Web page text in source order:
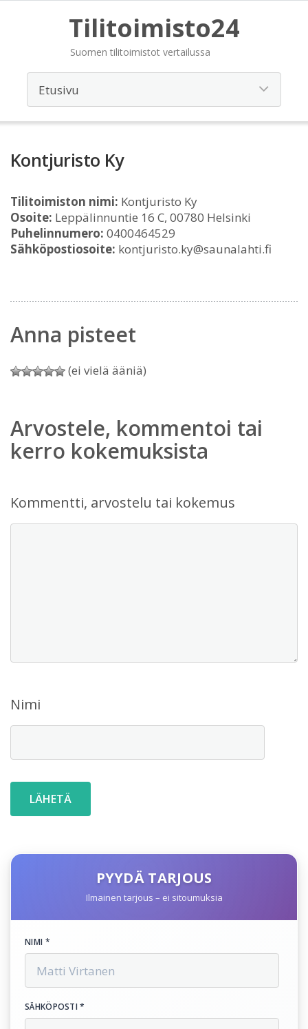
Tilitoimisto24
Suomen tilitoimistot vertailussa
Kontjuristo Ky
Tilitoimiston nimi: Kontjuristo Ky
Osoite: Leppälinnuntie 16 C, 00780 Helsinki
Puhelinnumero: 0400464529
Sähköpostiosoite: kontjuristo.ky@saunalahti.fi
Anna pisteet
(ei vielä ääniä)
Arvostele, kommentoi tai
kerro kokemuksista
Kommentti, arvostelu tai kokemus
Nimi
PYYDÄ TARJOUS
Ilmainen tarjous – ei sitoumuksia
NIMI *
SÄHKÖPOSTI *